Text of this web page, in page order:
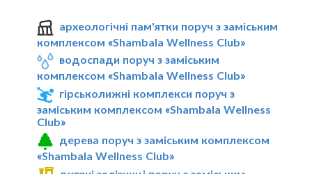
археологічні пам'ятки поруч з заміським
комплексом «Shambala Wellness Club»
водоспади поруч з заміським
комплексом «Shambala Wellness Club»
гірськолижні комплекси поруч з
заміським комплексом «Shambala Wellness
Club»
дерева поруч з заміським комплексом
«Shambala Wellness Club»